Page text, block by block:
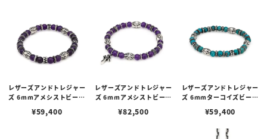
レザーズアンドトレジャー
ズ 6mmアメシストビーズ
¥59,400
レザーズアンドトレジャー
ズ 6mmアメシストビーズ
ポリチーノクロス
¥82,500
レザーズアンドトレジャー
ズ 6mmターコイズビーズ
¥59,400